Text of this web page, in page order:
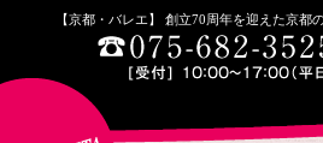
【京都・バレエ】 創立70周年を迎えた京都